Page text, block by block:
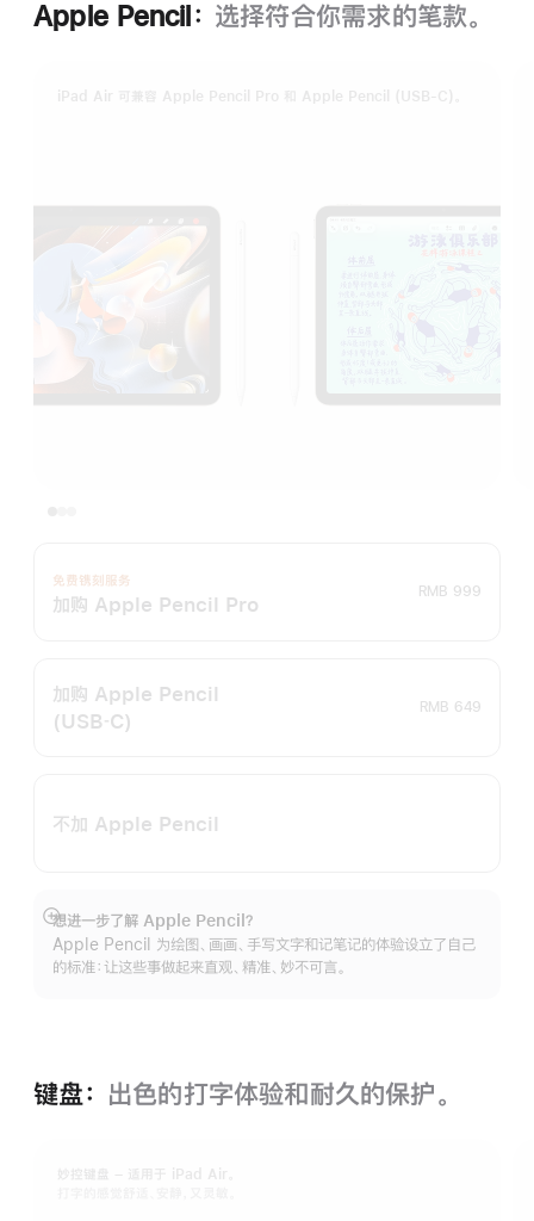
Apple Pencil： 选择符合你需求的笔款。
免费镌刻服务
加购 Apple Pencil Pro
RMB 999
加购 Apple Pencil
(USB‑C)
RMB 649
不加 Apple Pencil
想进一步了解 Apple Pencil？
Apple Pencil 为绘图、画画、手写文字和记笔记的体验设立了自己
的标准：让这些事做起来直观、精准、妙不可言。
展
开
键盘： 出色的打字体验和耐久的保‍护。